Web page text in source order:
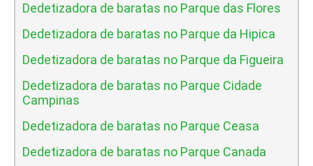
Dedetizadora de baratas no Parque das Flores
Dedetizadora de baratas no Parque da Hipica
Dedetizadora de baratas no Parque da Figueira
Dedetizadora de baratas no Parque Cidade
Campinas
Dedetizadora de baratas no Parque Ceasa
Dedetizadora de baratas no Parque Canada